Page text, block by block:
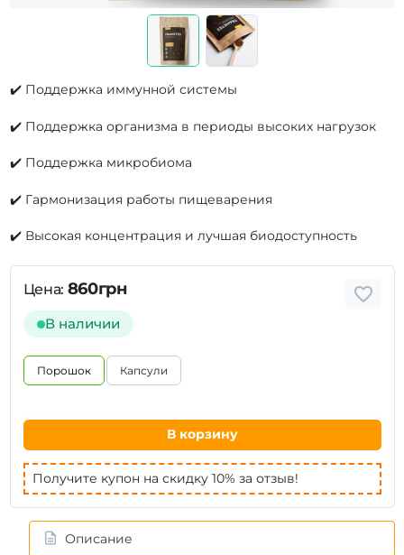
✔️ Поддержка иммунной системы
✔️ Поддержка организма в периоды высоких нагрузок
✔️ Поддержка микробиома
✔️ Гармонизация работы пищеварения
✔️ Высокая концентрация и лучшая биодоступность
Цена: 860грн
В наличии
Порошок Капсули
В корзину
Получите купон на скидку 10% за отзыв!
Описание